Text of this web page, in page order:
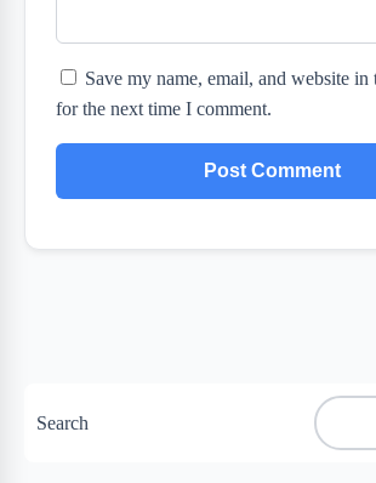
Save my name, email, and website in
for the next time I comment.
Search